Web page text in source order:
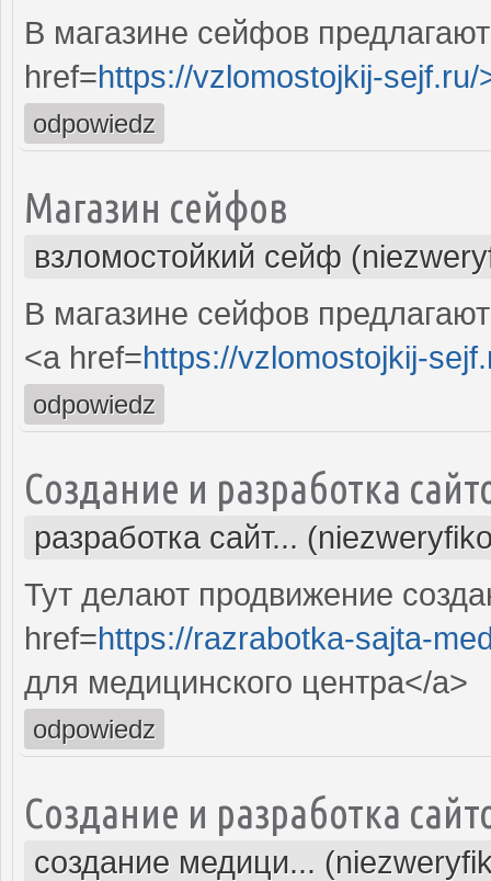
В магазине сейфов
href=https://vzlomostojkij-sejf.ru/
odpowiedz
Магазин сейфов
взломостойкий сейф
В магазине сейфов
<a href=https://vzlomostojkij-
odpowiedz
Создание и разработка
разработка сайт...
Тут делают продвижение
href=https://razrabotka-sajta-
для медицинского центра</a>
odpowiedz
Создание и разработка
создание медици...